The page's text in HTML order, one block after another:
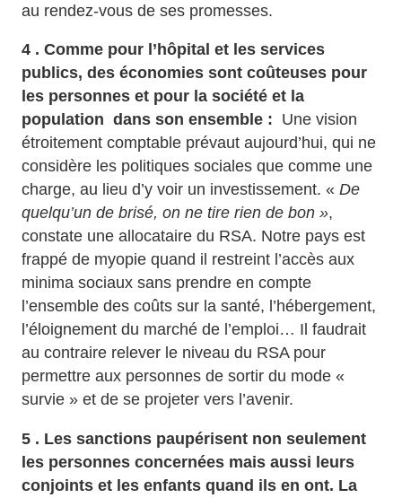
au rendez-vous de ses promesses.
4 . Comme pour l’hôpital et les services
publics, des économies sont coûteuses pour
les personnes et pour la société et la
population dans son ensemble : Une vision
étroitement comptable prévaut aujourd’hui, qui ne
considère les politiques sociales que comme une
charge, au lieu d’y voir un investissement. « De
quelqu’un de brisé, on ne tire rien de bon »,
constate une allocataire du RSA. Notre pays est
frappé de myopie quand il restreint l’accès aux
minima sociaux sans prendre en compte
l’ensemble des coûts sur la santé, l’hébergement,
l’éloignement du marché de l’emploi… Il faudrait
au contraire relever le niveau du RSA pour
permettre aux personnes de sortir du mode «
survie » et de se projeter vers l’avenir.
5 . Les sanctions paupérisent non seulement
les personnes concernées mais aussi leurs
conjoints et les enfants quand ils en ont. La